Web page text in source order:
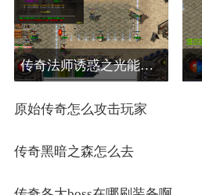
传奇法师诱惑之光能诱惑哪些怪物
原始传奇怎么攻击玩家
传奇黑暗之森怎么去